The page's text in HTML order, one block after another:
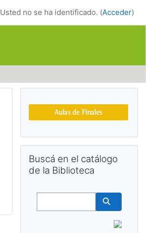
Usted no se ha identificado. (Acceder)
Buscá en el catálogo
de la Biblioteca
Buscar
Buscar